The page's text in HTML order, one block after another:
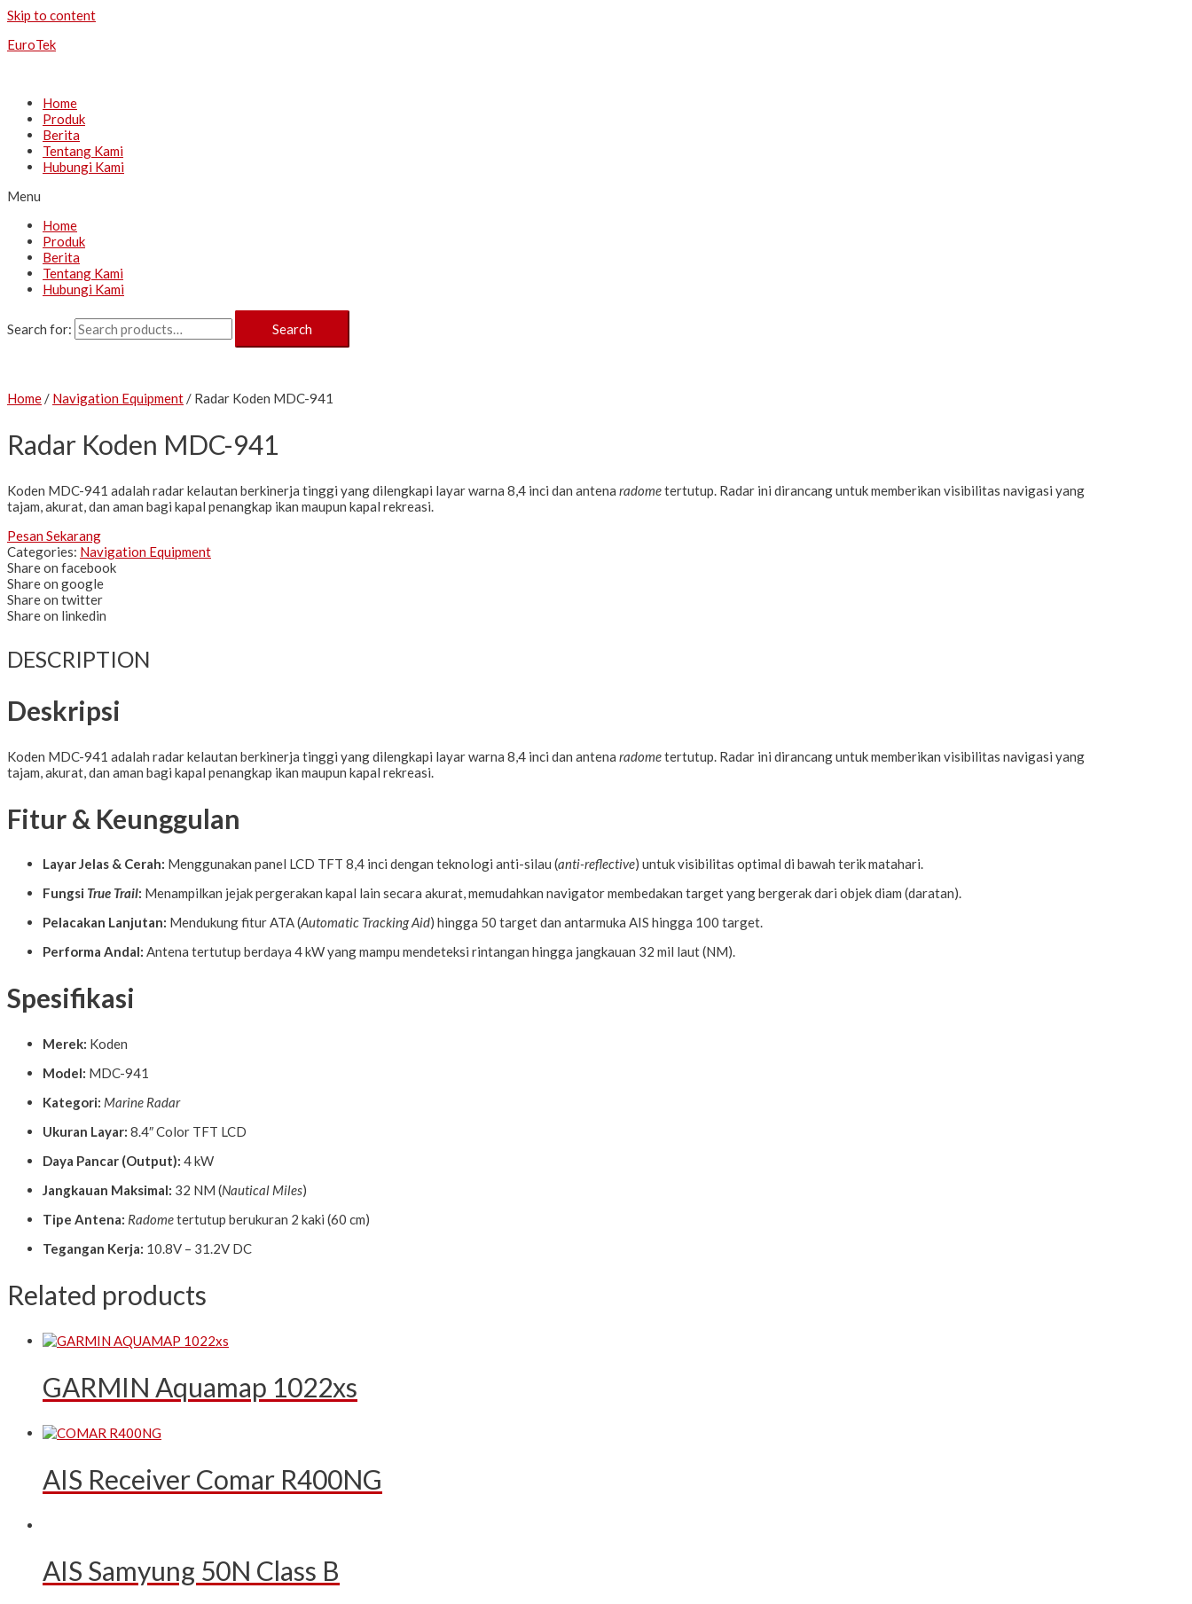
Skip to content
EuroTek
Home
Produk
Berita
Tentang Kami
Hubungi Kami
Menu
Home
Produk
Berita
Tentang Kami
Hubungi Kami
Search for: Search
Home / Navigation Equipment / Radar Koden MDC-941
Radar Koden MDC-941
Koden MDC-941 adalah radar kelautan berkinerja tinggi yang dilengkapi layar warna 8,4 inci dan antena radometertutup. Radar ini dirancang untuk memberikan visibilitas navigasi yang
tajam, akurat, dan aman bagi kapal penangkap ikan maupun kapal rekreasi.
Pesan Sekarang
Categories: Navigation Equipment
Share on facebook
Share on google
Share on twitter
Share on linkedin
DESCRIPTION
Deskripsi
Koden MDC-941 adalah radar kelautan berkinerja tinggi yang dilengkapi layar warna 8,4 inci dan antena radometertutup. Radar ini dirancang untuk memberikan visibilitas navigasi yang
tajam, akurat, dan aman bagi kapal penangkap ikan maupun kapal rekreasi.
Fitur & Keunggulan
Layar Jelas & Cerah: Menggunakan panel LCD TFT 8,4 inci dengan teknologi anti-silau (anti-reflective) untuk visibilitas optimal di bawah terik matahari.
Fungsi True Trail: Menampilkan jejak pergerakan kapal lain secara akurat, memudahkan navigator membedakan target yang bergerak dari objek diam (daratan).
Pelacakan Lanjutan: Mendukung fitur ATA (Automatic Tracking Aid) hingga 50 target dan antarmuka AIS hingga 100 target.
Performa Andal: Antena tertutup berdaya 4 kW yang mampu mendeteksi rintangan hingga jangkauan 32 mil laut (NM).
Spesifikasi
Merek: Koden
Model: MDC-941
Kategori: Marine Radar
Ukuran Layar: 8.4″ Color TFT LCD
Daya Pancar (Output): 4 kW
Jangkauan Maksimal: 32 NM (Nautical Miles)
Tipe Antena: Radometertutup berukuran 2 kaki (60 cm)
Tegangan Kerja: 10.8V – 31.2V DC
Related products
GARMIN Aquamap 1022xs
AIS Receiver Comar R400NG
AIS Samyung 50N Class B